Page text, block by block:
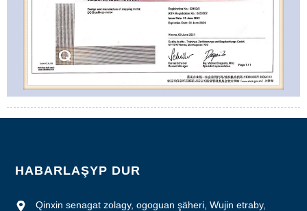
HABARLAŞYP DUR
Qinxin senagat zolagy, ogoguan şäheri, Wujin etraby,